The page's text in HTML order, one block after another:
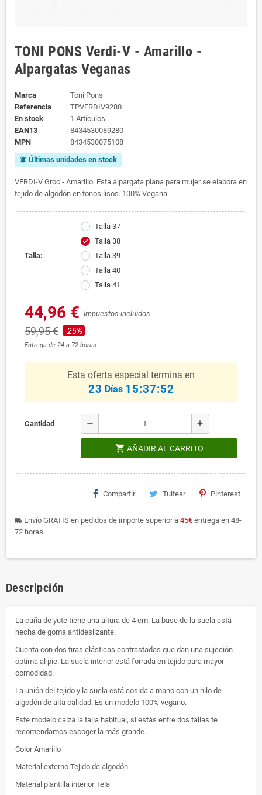
TONI PONS Verdi-V - Amarillo -
Alpargatas Veganas
Marca
Toni Pons
Referencia
TPVERDIV9280
En stock
1 Artículos
EAN13
8434530089280
MPN
8434530075108
notifications_active Últimas unidades en stock
VERDI-V Groc - Amarillo. Esta alpargata plana para mujer se elabora en
tejido de algodón en tonos lisos. 100% Vegana.
Talla:
Talla 37
check
Talla 38
Talla 39
Talla 40
Talla 41
44,96 € Impuestos incluidos
59,95 € -25%
Entrega de 24 a 72 horas
Esta oferta especial termina en
23 Días 15:37:52
Cantidad remove add
shopping_cart AÑADIR AL CARRITO
Compartir Tuitear Pinterest
local_shipping Envío GRATIS en pedidos de importe superior a 45€ entrega en 48-
72 horas.
Descripción
La cuña de yute tiene una altura de 4 cm. La base de la suela está
hecha de goma antideslizante.
Cuenta con dos tiras elásticas contrastadas que dan una sujeción
óptima al pie. La suela interior está forrada en tejido para mayor
comodidad.
La unión del tejido y la suela está cosida a mano con un hilo de
algodón de alta calidad. Es un modelo 100% vegano.
Este modelo calza la talla habitual, si estás entre dos tallas te
recomendamos escoger la más grande.
Color Amarillo
Material externo Tejido de algodón
Material plantilla interior Tela